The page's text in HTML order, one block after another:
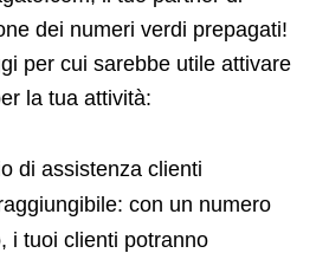
dei numeri verdi prepagati!
per cui sarebbe utile attivare
la tua attività:
di assistenza clienti
con un numero
i tuoi clienti potranno